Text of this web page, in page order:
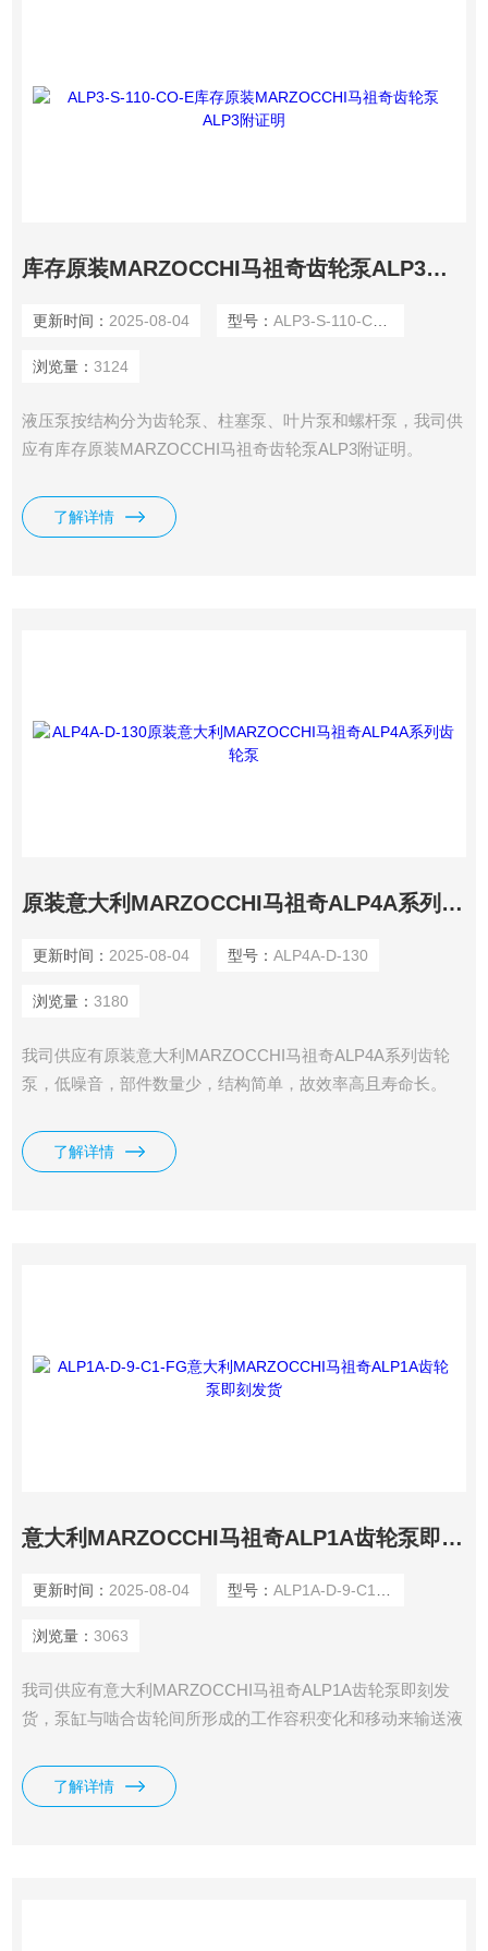
库存原装MARZOCCHI马祖奇齿轮泵ALP3附证明
更新时间： 2025-08-04 型号： ALP3-S-110-CO-E
浏览量： 3124
液压泵按结构分为齿轮泵、柱塞泵、叶片泵和螺杆泵，我司供
应有库存原装MARZOCCHI马祖奇齿轮泵ALP3附证明。
了解详情
原装意大利MARZOCCHI马祖奇ALP4A系列齿轮泵
更新时间： 2025-08-04 型号： ALP4A-D-130
浏览量： 3180
我司供应有原装意大利MARZOCCHI马祖奇ALP4A系列齿轮
泵，低噪音，部件数量少，结构简单，故效率高且寿命长。
了解详情
意大利MARZOCCHI马祖奇ALP1A齿轮泵即刻发货
更新时间： 2025-08-04 型号： ALP1A-D-9-C1-FG
浏览量： 3063
我司供应有意大利MARZOCCHI马祖奇ALP1A齿轮泵即刻发
货，泵缸与啮合齿轮间所形成的工作容积变化和移动来输送液
了解详情